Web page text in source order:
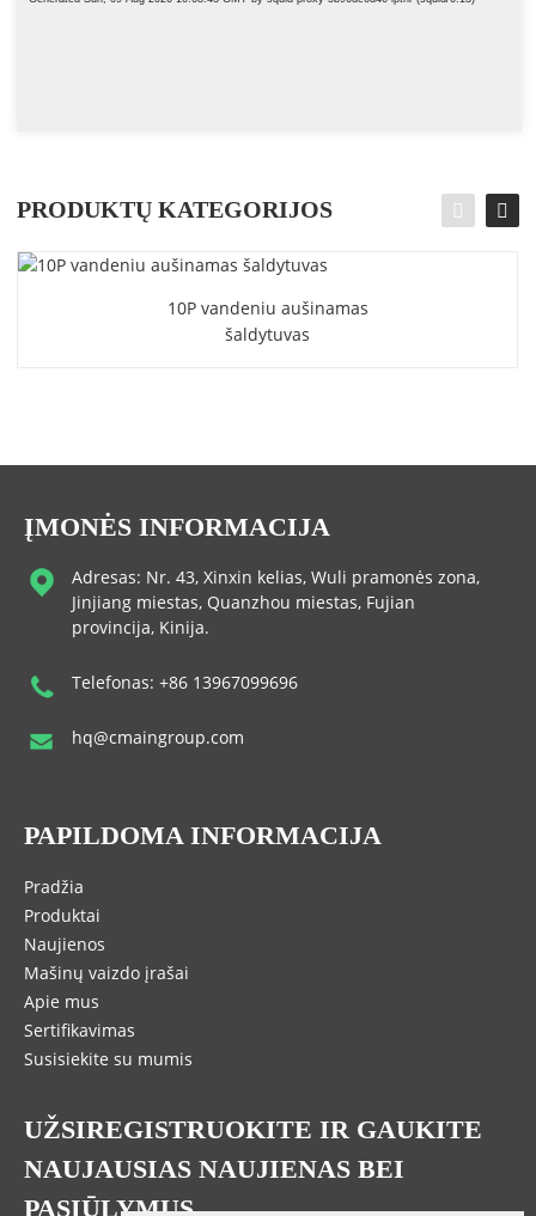
PRODUKTŲ KATEGORIJOS
10P vandeniu aušinamas
šaldytuvas
ĮMONĖS INFORMACIJA
Adresas: Nr. 43, Xinxin kelias, Wuli pramonės zona,
Jinjiang miestas, Quanzhou miestas, Fujian
provincija, Kinija.
Telefonas: +86 13967099696
hq@cmaingroup.com
PAPILDOMA INFORMACIJA
Pradžia
Produktai
Naujienos
Mašinų vaizdo įrašai
Apie mus
Sertifikavimas
Susisiekite su mumis
UŽSIREGISTRUOKITE IR GAUKITE
NAUJAUSIAS NAUJIENAS BEI
PASIŪLYMUS